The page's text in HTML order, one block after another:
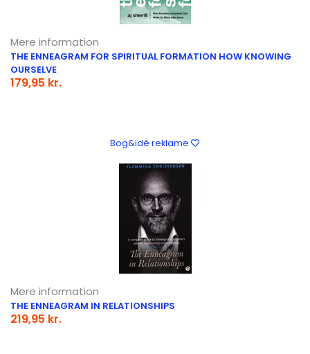
Mere information
THE ENNEAGRAM FOR SPIRITUAL FORMATION HOW KNOWING
OURSELVE
179,95 kr.
Bog&idé reklame
Mere information
THE ENNEAGRAM IN RELATIONSHIPS
219,95 kr.